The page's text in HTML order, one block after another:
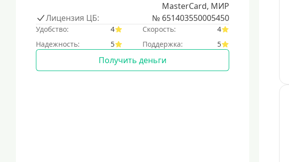
MasterCard, МИР
Лицензия ЦБ:
№ 651403550005450
Удобство: 4 Скорость:
4
Надежность:
5 Поддержка: 5
Получить деньги